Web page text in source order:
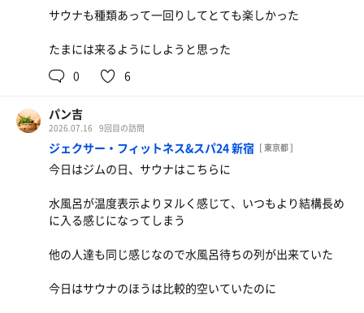
サウナも種類あって一回りしてとても楽しかった
たまには来るようにしようと思った
0
6
パン吉
2026.07.16 9回目の訪問
ジェクサー・フィットネス&スパ24 新宿 [ 東京都 ]
今日はジムの日、サウナはこちらに
水風呂が温度表示よりヌルく感じて、いつもより結構長め
に入る感じになってしまう
他の人達も同じ感じなので水風呂待ちの列が出来ていた
今日はサウナのほうは比較的空いていたのに